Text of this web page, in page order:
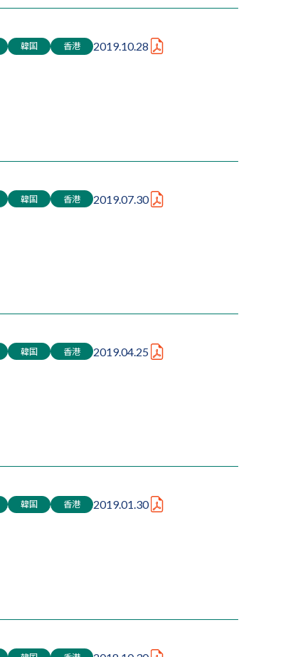
韓国 香港 2019.10.28
韓国 香港 2019.07.30
韓国 香港 2019.04.25
韓国 香港 2019.01.30